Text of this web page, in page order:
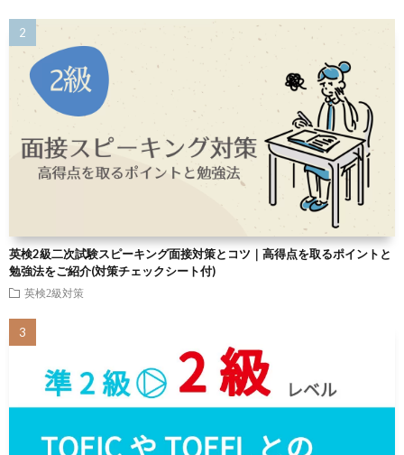
英検2級二次試験スピーキング面接対策とコツ｜高得点を取るポイントと
勉強法をご紹介(対策チェックシート付)
英検2級対策